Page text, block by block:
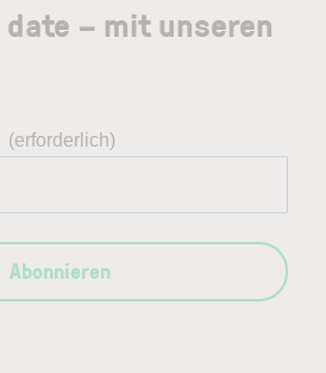
– mit unseren
(erforderlich)
Abonnieren